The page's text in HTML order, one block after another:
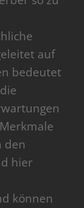
auf
bedeutet
den
hier
können